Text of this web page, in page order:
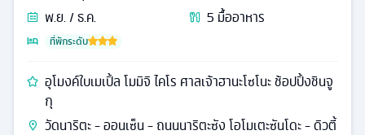
โอซาก้า โตเกียว
ม.ค.
6มื้ออาหาร